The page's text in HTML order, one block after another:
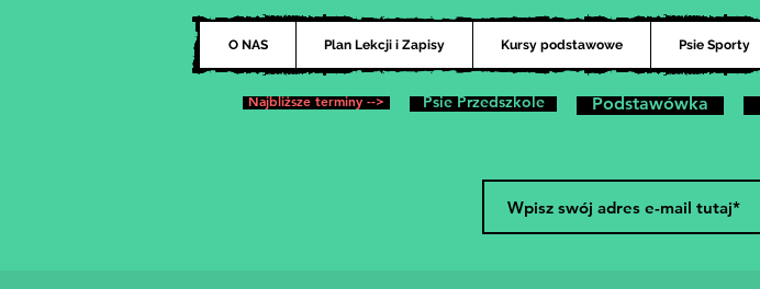
O NAS Plan Lekcji i Zapisy Kursy podstawowe Psie Sporty
Najbliższe terminy --> Psie Przedszkole Podstawówka